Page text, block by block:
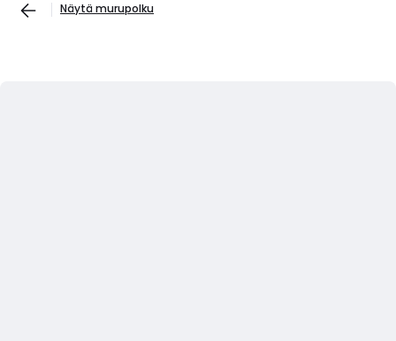
Näytä murupolku